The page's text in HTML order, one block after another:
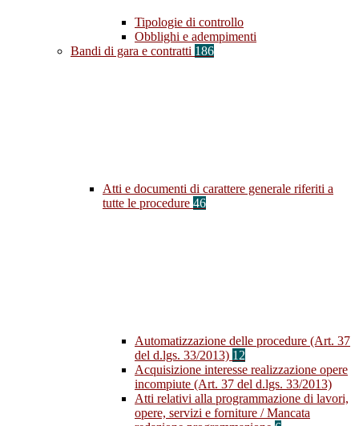
Tipologie di controllo
Obblighi e adempimenti
Bandi di gara e contratti 186
Atti e documenti di carattere generale riferiti a
tutte le procedure 46
Automatizzazione delle procedure (Art. 37
del d.lgs. 33/2013) 12
Acquisizione interesse realizzazione opere
incompiute (Art. 37 del d.lgs. 33/2013)
Atti relativi alla programmazione di lavori,
opere, servizi e forniture / Mancata